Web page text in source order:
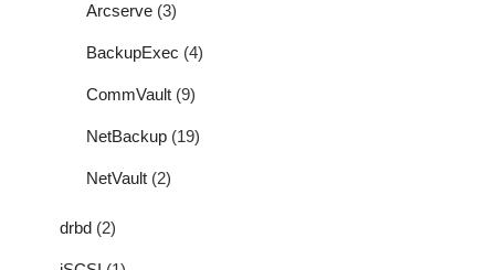
Arcserve (3)
BackupExec (4)
CommVault (9)
NetBackup (19)
NetVault (2)
drbd (2)